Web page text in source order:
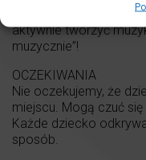
rodzice czy
aktywnie tworzyć
muzycznie”!
OCZEKIWANIA
Nie oczekujemy, że
miejscu. Mogą czuć
Każde dziecko
sposób.